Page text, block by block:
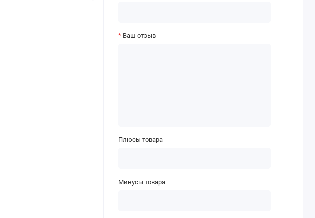
Ваш отзыв
Плюсы товара
Минусы товара